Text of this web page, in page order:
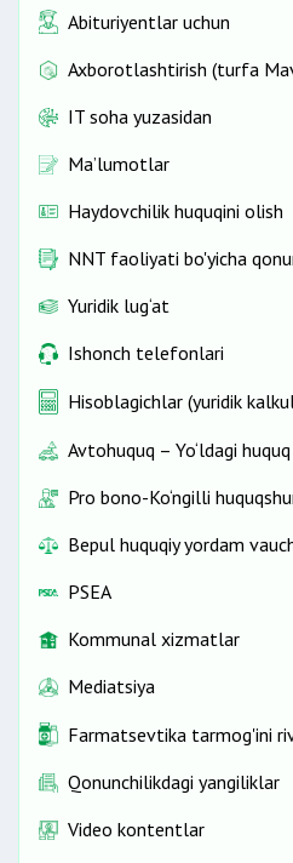
Abituriyentlar uchun
Axborotlashtirish (turfa
IT soha yuzasidan
Ma’lumotlar
Haydovchilik huquqini olish
NNT faoliyati bo'yicha
Yuridik lug‘at
Ishonch telefonlari
Hisoblagichlar (yuridik
Avtohuquq – Yo‘ldagi
Pro bono-Ko‘ngilli
Bepul huquqiy yordam
PSEA
Kommunal xizmatlar
Mediatsiya
Farmatsevtika tarmog'ini
Qonunchilikdagi yangiliklar
Video kontentlar